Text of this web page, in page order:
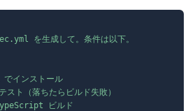
を生成して。条件は以下。
インストール
ト（落ちたらビルド失敗）
ビルド